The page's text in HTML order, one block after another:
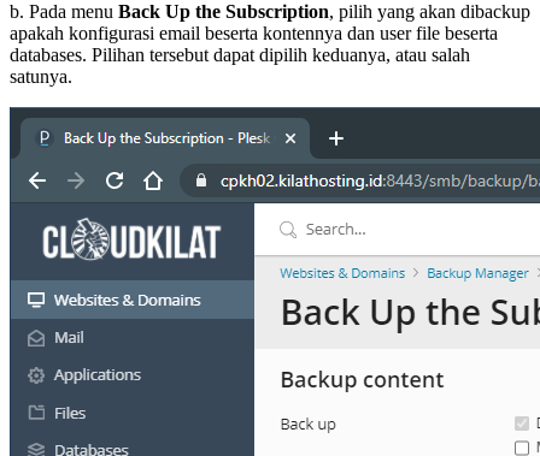
b. Pada menu Back Up the Subscription, pilih yang akan dibackup
apakah konfigurasi email beserta kontennya dan user file beserta
databases. Pilihan tersebut dapat dipilih keduanya, atau salah
satunya.